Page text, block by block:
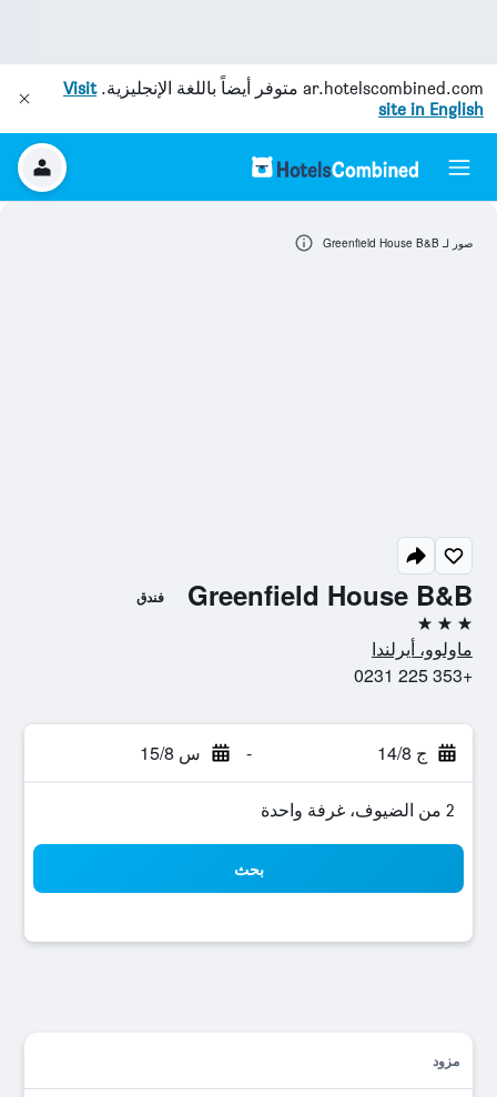
ar.hotelscombined.com متوفر أيضاً باللغة الإنجليزية.Visit
site in English
Greenfield House B&B فندق
3 نجوم
ماولوو، أيرلندا
+353 225 0231
ج 14/8 - س 15/8
2 من الضيوف، غرفة واحدة
بحث
مزود
صور لـ Greenfield House B&B